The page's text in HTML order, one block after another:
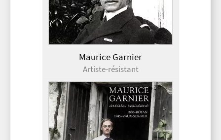
Maurice Garnier
Artiste-résistant